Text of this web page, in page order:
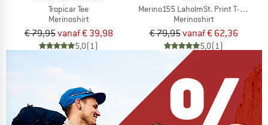
Tropicar Tee
Merinoshirt
€ 79,95vanaf € 39,98
5,0(1)
Merino155 LaholmSt. Print T-Shirt
Merinoshirt
€ 79,95vanaf € 62,36
5,0(1)